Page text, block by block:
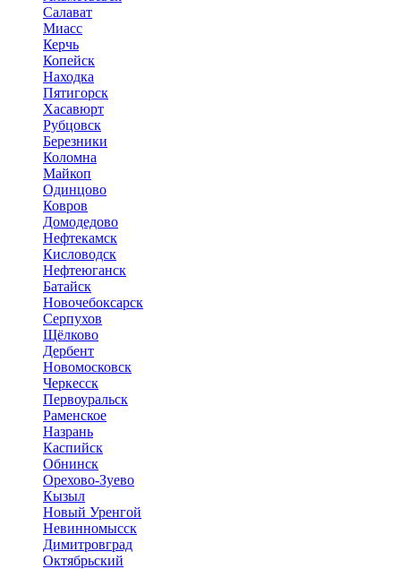
Салават
Миасс
Керчь
Копейск
Находка
Пятигорск
Хасавюрт
Рубцовск
Березники
Коломна
Майкоп
Одинцово
Ковров
Домодедово
Нефтекамск
Кисловодск
Нефтеюганск
Батайск
Новочебоксарск
Серпухов
Щёлково
Дербент
Новомосковск
Черкесск
Первоуральск
Раменское
Назрань
Каспийск
Обнинск
Орехово-Зуево
Кызыл
Новый Уренгой
Невинномысск
Димитровград
Октябрьский